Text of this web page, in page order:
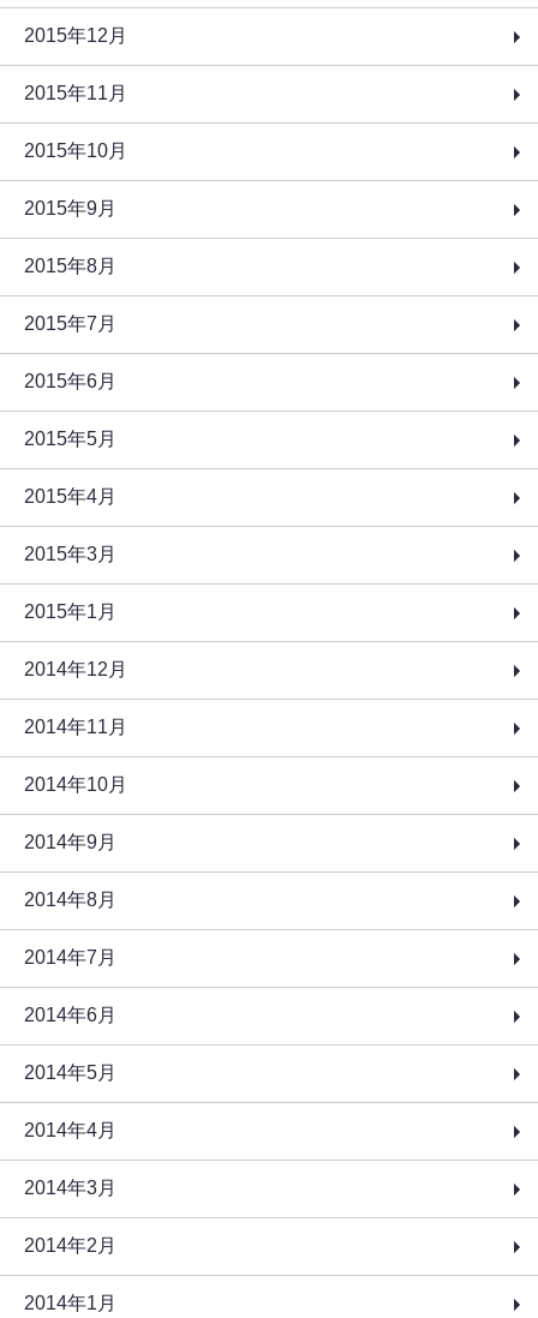
2015年12月
2015年11月
2015年10月
2015年9月
2015年8月
2015年7月
2015年6月
2015年5月
2015年4月
2015年3月
2015年1月
2014年12月
2014年11月
2014年10月
2014年9月
2014年8月
2014年7月
2014年6月
2014年5月
2014年4月
2014年3月
2014年2月
2014年1月